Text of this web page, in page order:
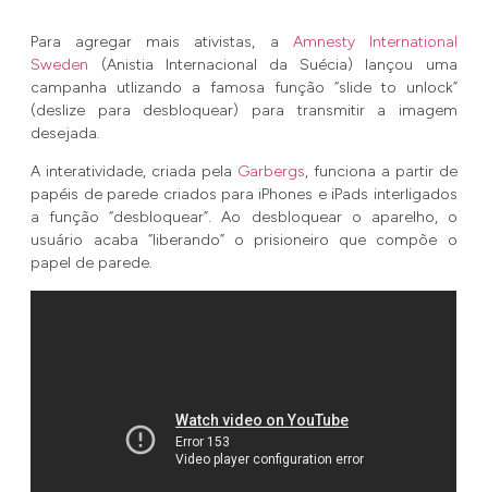
Para agregar mais ativistas, a Amnesty International
Sweden (Anistia Internacional da Suécia) lançou uma
campanha utlizando a famosa função “slide to unlock”
(deslize para desbloquear) para transmitir a imagem
desejada.
A interatividade, criada pela Garbergs, funciona a partir de
papéis de parede criados para iPhones e iPads interligados
a função “desbloquear”. Ao desbloquear o aparelho, o
usuário acaba “liberando” o prisioneiro que compõe o
papel de parede.